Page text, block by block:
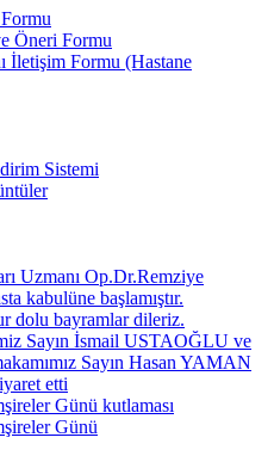
Öneri Formu
İletişim Formu (Hastane
Sistemi
Uzmanı Op.Dr.Remziye
kabulüne başlamıştır.
dolu bayramlar dileriz.
Sayın İsmail USTAOĞLU ve
Sayın Hasan YAMAN
etti
Günü kutlaması
Günü